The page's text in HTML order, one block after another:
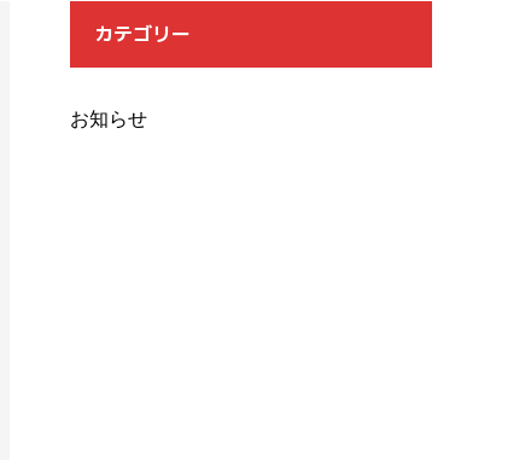
カテゴリー
お知らせ